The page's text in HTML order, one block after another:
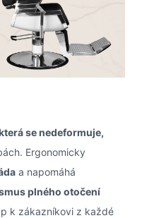
se nedeformuje,
Ergonomicky
a napomáhá
plného otočení
k zákazníkovi z každé